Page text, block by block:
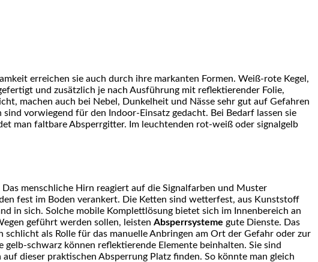
erreichen sie auch durch ihre markanten Formen. Weiß-rote Kegel,
und zusätzlich je nach Ausführung mit reflektierender Folie,
machen auch bei Nebel, Dunkelheit und Nässe sehr gut auf Gefahren
vorwiegend für den Indoor-Einsatz gedacht. Bei Bedarf lassen sie
man faltbare Absperrgitter. Im leuchtenden rot-weiß oder signalgelb
menschliche Hirn reagiert auf die Signalfarben und Muster
fest im Boden verankert. Die Ketten sind wetterfest, aus Kunststoff
in sich. Solche mobile Komplettlösung bietet sich im Innenbereich an
geführt werden sollen, leisten Absperrsysteme gute Dienste. Das
als Rolle für das manuelle Anbringen am Ort der Gefahr oder zur
schwarz können reflektierende Elemente beinhalten. Sie sind
dieser praktischen Absperrung Platz finden. So könnte man gleich